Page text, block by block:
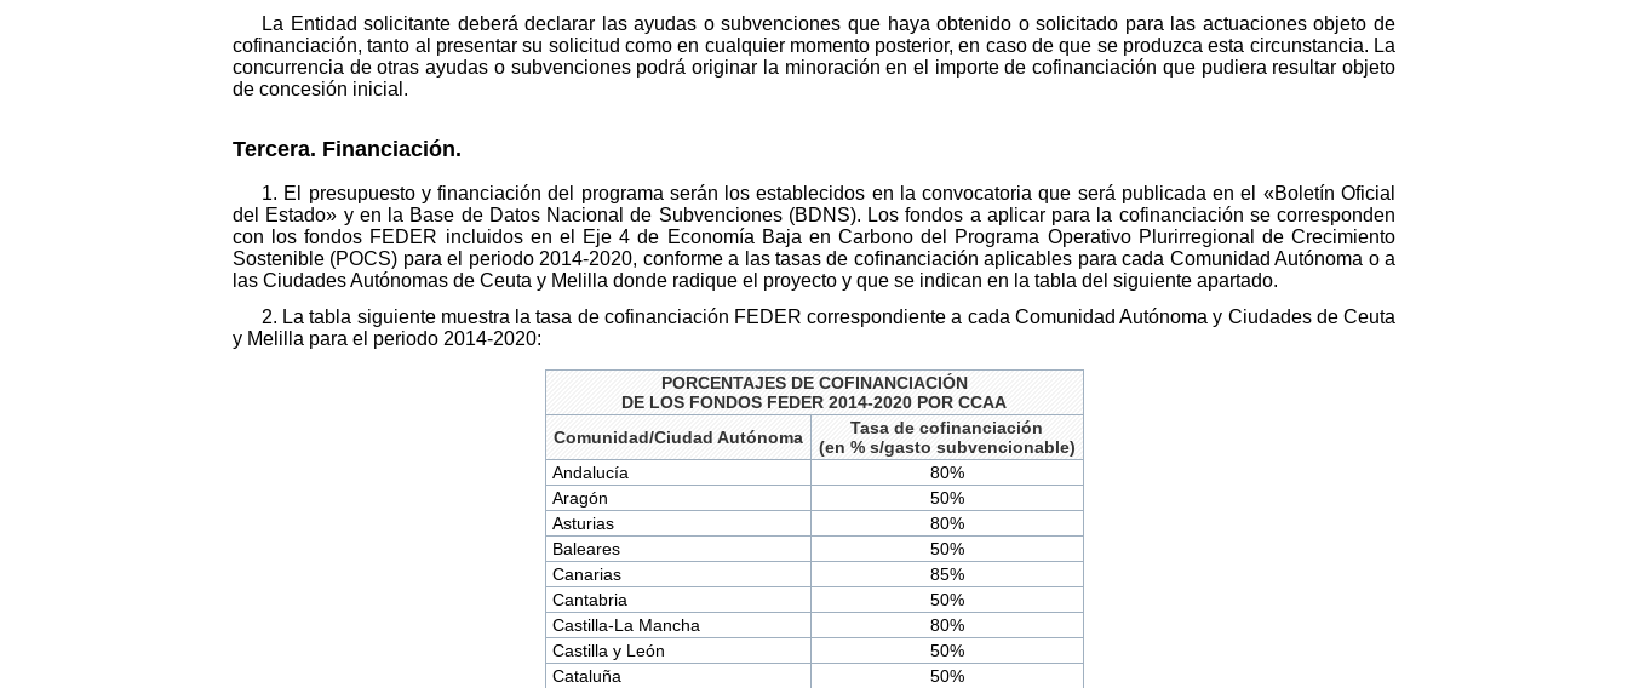
La Entidad solicitante deberá declarar las ayudas o subvenciones que haya obtenido o solicitado para las actuaciones objeto de
cofinanciación, tanto al presentar su solicitud como en cualquier momento posterior, en caso de que se produzca esta circunstancia. La
concurrencia de otras ayudas o subvenciones podrá originar la minoración en el importe de cofinanciación que pudiera resultar objeto
de concesión inicial.
Tercera. Financiación.
1. El presupuesto y financiación del programa serán los establecidos en la convocatoria que será publicada en el «Boletín Oficial
del Estado» y en la Base de Datos Nacional de Subvenciones (BDNS). Los fondos a aplicar para la cofinanciación se corresponden
con los fondos FEDER incluidos en el Eje 4 de Economía Baja en Carbono del Programa Operativo Plurirregional de Crecimiento
Sostenible (POCS) para el periodo 2014-2020, conforme a las tasas de cofinanciación aplicables para cada Comunidad Autónoma o a
las Ciudades Autónomas de Ceuta y Melilla donde radique el proyecto y que se indican en la tabla del siguiente apartado.
2. La tabla siguiente muestra la tasa de cofinanciación FEDER correspondiente a cada Comunidad Autónoma y Ciudades de Ceuta
y Melilla para el periodo 2014-2020:
PORCENTAJES DE COFINANCIACIÓN
DE LOS FONDOS FEDER 2014-2020 POR CCAA
Comunidad/Ciudad Autónoma
Tasa de cofinanciación
(en % s/gasto subvencionable)
Andalucía
80%
Aragón
50%
Asturias
80%
Baleares
50%
Canarias
85%
Cantabria
50%
Castilla-La Mancha
80%
Castilla y León
50%
Cataluña
50%